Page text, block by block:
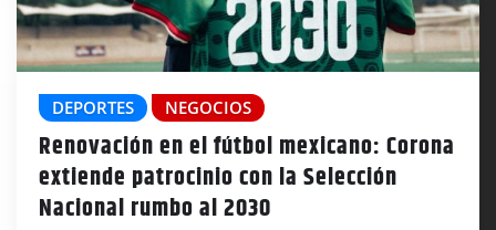
DEPORTES NEGOCIOS
Renovación en el fútbol mexicano: Corona
extiende patrocinio con la Selección
Nacional rumbo al 2030